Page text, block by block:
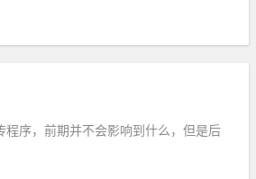
序，前期并不会影响到什么，但是后